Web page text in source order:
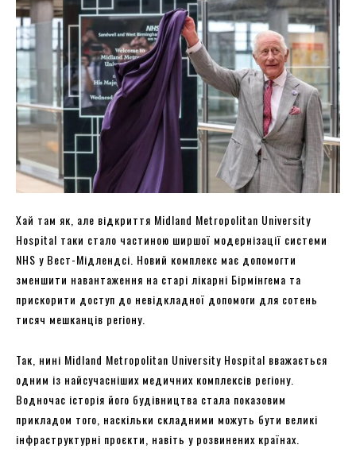
Хай там як, але відкриття Midland Metropolitan University
Hospital таки стало частиною ширшої модернізації системи
NHS у Вест-Мідлендсі. Новий комплекс має допомогти
зменшити навантаження на старі лікарні Бірмінгема та
прискорити доступ до невідкладної допомоги для сотень
тисяч мешканців регіону.
Так, нині Midland Metropolitan University Hospital вважається
одним із найсучасніших медичних комплексів регіону.
Водночас історія його будівництва стала показовим
прикладом того, наскільки складними можуть бути великі
інфраструктурні проєкти, навіть у розвинених країнах.